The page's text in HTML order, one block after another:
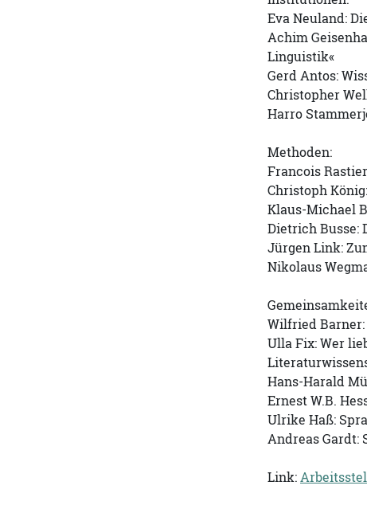
Eva Neuland:
Achim
Linguistik«
Gerd Antos:
Christopher
Harro
Methoden:
Francois
Christoph
Klaus-Michael
Dietrich Busse:
Jürgen Link:
Nikolaus
Wilfried
Ulla Fix: Wer
Hans-Harald
Ernest W.B.
Ulrike Haß:
Andreas Gardt:
Link: